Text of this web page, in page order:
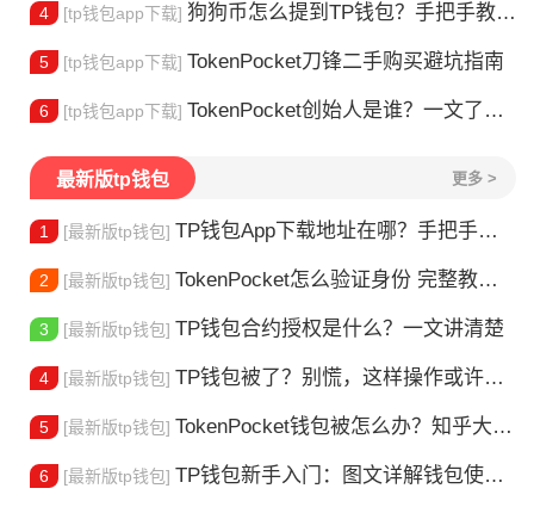
4 [tp钱包app下载] 狗狗币怎么提到TP钱包？手把手教你安全转入
5 [tp钱包app下载] TokenPocket刀锋二手购买避坑指南
6 [tp钱包app下载] TokenPocket创始人是谁？一文了解李旭的加密钱包之路
最新版tp钱包 更多 >
1 [最新版tp钱包] TP钱包App下载地址在哪？手把手教你安全下载
2 [最新版tp钱包] TokenPocket怎么验证身份 完整教程分享 手把手教你完成KYC认证流程
3 [最新版tp钱包] TP钱包合约授权是什么？一文讲清楚
4 [最新版tp钱包] TP钱包被了？别慌，这样操作或许能找回
5 [最新版tp钱包] TokenPocket钱包被怎么办？知乎大神防攻略
6 [最新版tp钱包] TP钱包新手入门：图文详解钱包使用方法